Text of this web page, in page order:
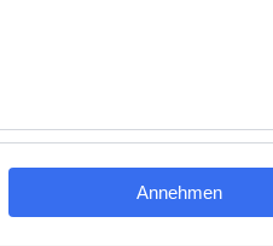
Nennspannung